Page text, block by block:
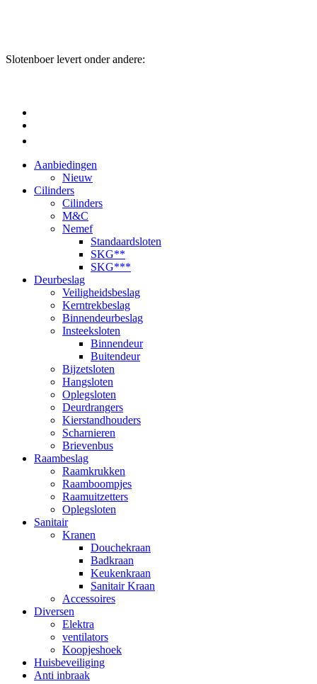
Slotenboer levert onder andere:
Aanbiedingen
Nieuw
Cilinders
Cilinders
M&C
Nemef
Standaardsloten
SKG**
SKG***
Deurbeslag
Veiligheidsbeslag
Kerntrekbeslag
Binnendeurbeslag
Insteeksloten
Binnendeur
Buitendeur
Bijzetsloten
Hangsloten
Oplegsloten
Deurdrangers
Kierstandhouders
Scharnieren
Brievenbus
Raambeslag
Raamkrukken
Raamboompjes
Raamuitzetters
Oplegsloten
Sanitair
Kranen
Douchekraan
Badkraan
Keukenkraan
Sanitair Kraan
Accessoires
Diversen
Elektra
ventilators
Koopjeshoek
Huisbeveiliging
Anti inbraak